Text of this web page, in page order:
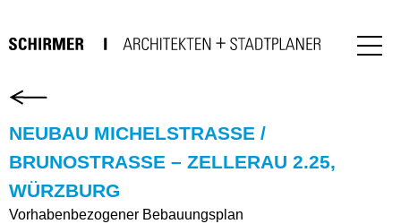
NEUBAU MICHELSTRASSE / B
RUNOSTRASSE – ZELLERAU 2.25, WÜ
RZBURG
Vorhabenbezogener Bebauungsplan